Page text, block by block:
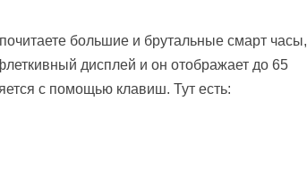
большие и брутальные смарт часы,
дисплей и он отображает до 65
с помощью клавиш. Тут есть: